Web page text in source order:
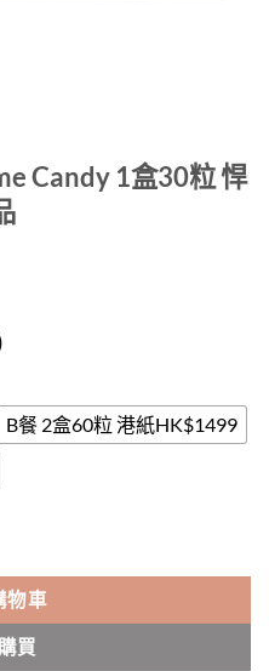
Candy 1盒30粒 悍
Price
$799.00
through
B餐 2盒60粒 港紙HK$1499
物車
買